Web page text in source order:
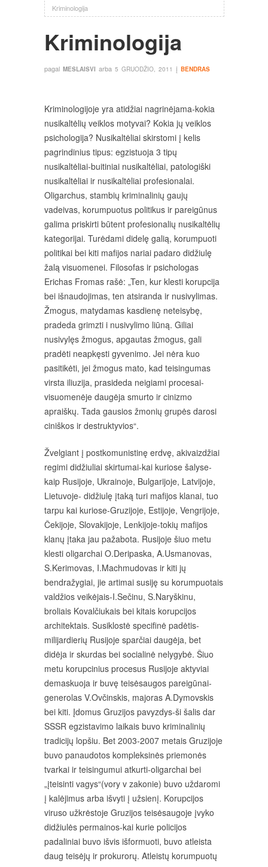
Kriminologija
Kriminologija
pagal MESLAISVI arba 5 GRUODŽIO, 2011 į BENDRAS
Kriminologijoje yra atidžiai nagrinėjama-kokia
nusikaltėlių veiklos motyvai? Kokia jų veiklos
psichologija? Nusikaltėliai skirstomi į kelis
pagrindinius tipus: egzistuoja 3 tipų
nusikaltėliai-buitiniai nusikaltėliai, patologiški
nusikaltėliai ir nusikaltėliai profesionalai.
Oligarchus, stambių kriminalinių gaujų
vadeivas, korumpuotus politikus ir pareigūnus
galima priskirti būtent profesionalių nusikaltėlių
kategorijai. Turėdami didelę galią, korumpuoti
politikai bei kiti mafijos nariai padaro didžiulę
žalą visuomenei. Filosofas ir psichologas
Erichas Fromas rašė: „Ten, kur klesti korupcija
bei išnaudojimas, ten atsiranda ir nusivylimas.
Žmogus, matydamas kasdienę neteisybę,
pradeda grimzti i nusivylimo liūną. Giliai
nusivylęs žmogus, apgautas žmogus, gali
pradėti neapkęsti gyvenimo. Jei nėra kuo
pasitikėti, jei žmogus mato, kad teisingumas
virsta iliuzija, prasideda neigiami procesai-
visuomenėje daugėja smurto ir cinizmo
apraiškų. Tada gausios žmonių grupės darosi
ciniškos ir destruktyvios“.
Žvelgiant į postkomunistinę erdvę, akivaizdžiai
regimi didžiuliai skirtumai-kai kuriose šalyse-
kaip Rusijoje, Ukrainoje, Bulgarijoje, Latvijoje,
Lietuvoje- didžiulę įtaką turi mafijos klanai, tuo
tarpu kai kuriose-Gruzijoje, Estijoje, Vengrijoje,
Čekijoje, Slovakijoje, Lenkijoje-tokių mafijos
klanų įtaka jau pažabota. Rusijoje šiuo metu
klesti oligarchai O.Deripaska, A.Usmanovas,
S.Kerimovas, I.Machmudovas ir kiti jų
bendražygiai, jie artimai susiję su korumpuotais
valdžios veikėjais-I.Sečinu, S.Naryškinu,
broliais Kovalčiukais bei kitais korupcijos
architektais. Susiklostė specifinė padėtis-
milijardierių Rusijoje sparčiai daugėja, bet
didėja ir skurdas bei socialinė nelygybė. Šiuo
metu korupcinius procesus Rusijoje aktyviai
demaskuoja ir buvę teisėsaugos pareigūnai-
generolas V.Ovčinskis, majoras A.Dymovskis
bei kiti. Įdomus Gruzijos pavyzdys-ši šalis dar
SSSR egzistavimo laikais buvo kriminalinių
tradicijų lopšiu. Bet 2003-2007 metais Gruzijoje
buvo panaudotos kompleksinės priemonės
tvarkai ir teisingumui atkurti-oligarchai bei
„įteisinti vagys“(vory v zakonie) buvo uždaromi
į kalėjimus arba išvyti į užsienį. Korupcijos
viruso užkrėstoje Gruzijos teisėsaugoje įvyko
didžiulės permainos-kai kurie policijos
padaliniai buvo išvis išformuoti, buvo atleista
daug teisėjų ir prokurorų. Atleistų korumpuotų